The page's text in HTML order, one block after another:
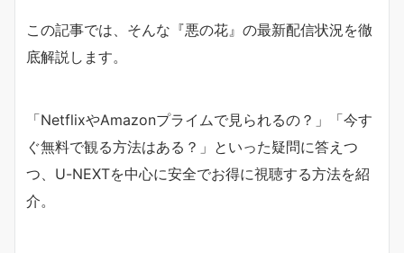
この記事では、そんな『悪の花』の最新配信状況を徹
底解説します。
「NetflixやAmazonプライムで見られるの？」「今す
ぐ無料で観る方法はある？」といった疑問に答えつ
つ、U-NEXTを中心に安全でお得に視聴する方法を紹
介。